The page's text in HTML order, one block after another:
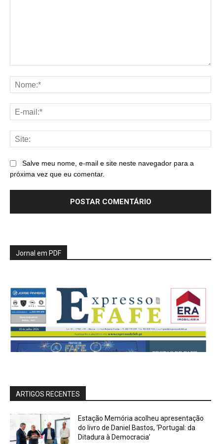
Salve meu nome, e-mail e site neste navegador para a
próxima vez que eu comentar.
Jornal em PDF
ARTIGOS RECENTES
Estação Memória acolheu apresentação
do livro de Daniel Bastos, ‘Portugal: da
Ditadura à Democracia’